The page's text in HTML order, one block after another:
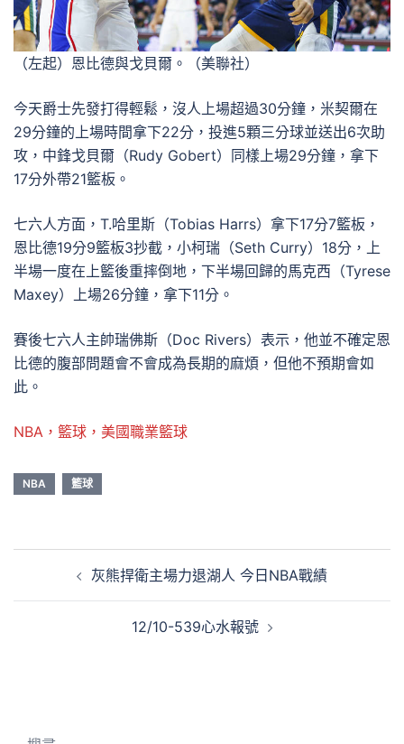
（左起）恩比德與戈貝爾。（美聯社）
今天爵士先發打得輕鬆，沒人上場超過30分鐘，米契爾在
29分鐘的上場時間拿下22分，投進5顆三分球並送出6次助
攻，中鋒戈貝爾（Rudy Gobert）同樣上場29分鐘，拿下
17分外帶21籃板。
七六人方面，T.哈里斯（Tobias Harrs）拿下17分7籃板，
恩比德19分9籃板3抄截，小柯瑞（Seth Curry）18分，上
半場一度在上籃後重摔倒地，下半場回歸的馬克西（Tyrese
Maxey）上場26分鐘，拿下11分。
賽後七六人主帥瑞佛斯（Doc Rivers）表示，他並不確定恩
比德的腹部問題會不會成為長期的麻煩，但他不預期會如
此。
NBA，籃球，美國職業籃球
NBA 籃球
灰熊捍衛主場力退湖人 今日NBA戰績
12/10-539心水報號